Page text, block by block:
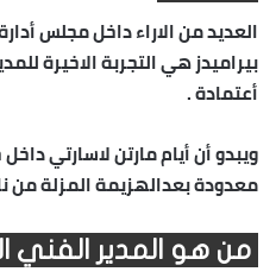
العديد من الاراء داخل مجلس
بيراميدز هي التجربة الاخيرة
أعتمادة .
ويبدو أن أيام مارتن لاسارتي
معدودة بعدالهزيمة المزلة من
من هو المدير الفني